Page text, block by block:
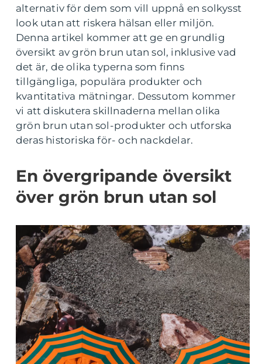
alternativ för dem som vill uppnå en solkysst
look utan att riskera hälsan eller miljön.
Denna artikel kommer att ge en grundlig
översikt av grön brun utan sol, inklusive vad
det är, de olika typerna som finns
tillgängliga, populära produkter och
kvantitativa mätningar. Dessutom kommer
vi att diskutera skillnaderna mellan olika
grön brun utan sol-produkter och utforska
deras historiska för- och nackdelar.
En övergripande översikt
över grön brun utan sol